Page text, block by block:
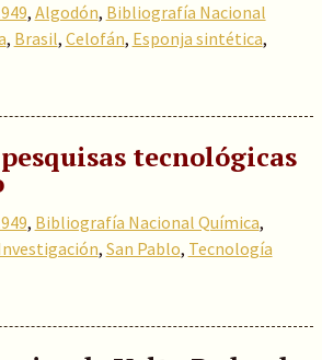
, Algodón, Bibliografía Nacional
, Brasil, Celofán, Esponja sintética,
tecnológicas
, Bibliografía Nacional Química,
, San Pablo, Tecnología